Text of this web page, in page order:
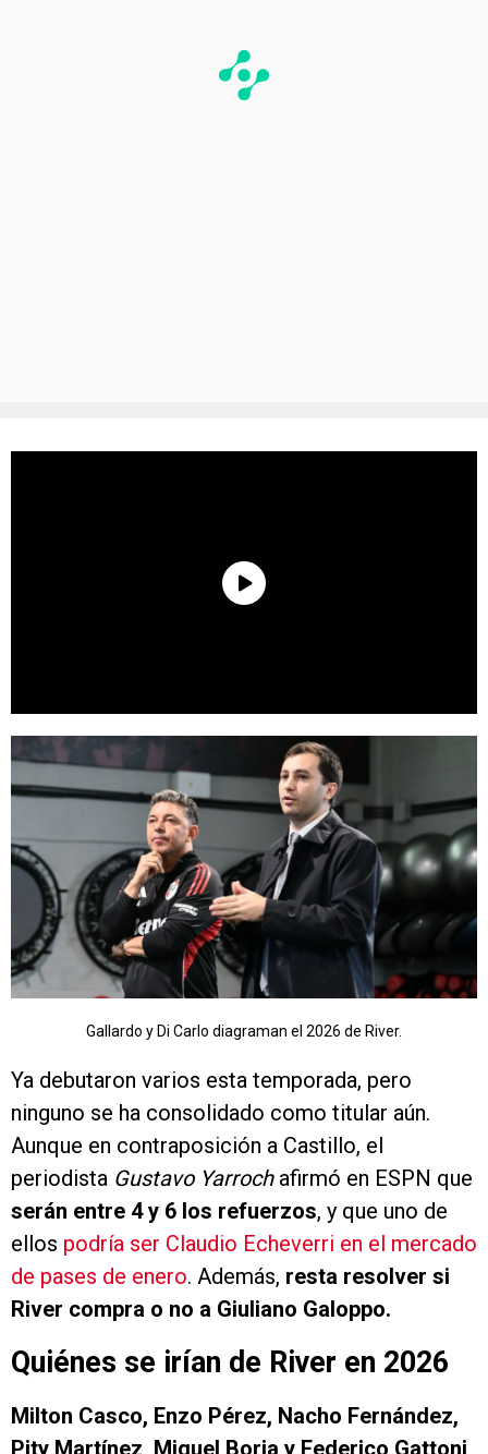
Gallardo y Di Carlo diagraman el 2026 de River.
Ya debutaron varios esta temporada, pero
ninguno se ha consolidado como titular aún.
Aunque en contraposición a Castillo, el
periodista Gustavo Yarrochafirmó en ESPN que
serán entre 4 y 6 los refuerzos, y que uno de
ellos podría ser Claudio Echeverri en el mercado
de pases de enero. Además, resta resolver si
River compra o no a Giuliano Galoppo.
Quiénes se irían de River en 2026
Milton Casco, Enzo Pérez, Nacho Fernández,
Pity Martínez, Miguel Borja y Federico Gattoni